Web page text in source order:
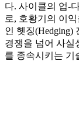
다. 사이클의 업-
로, 호황기의 이
인 헷징(Hedging)
경쟁을 넘어 사실
를 종속시키는 기